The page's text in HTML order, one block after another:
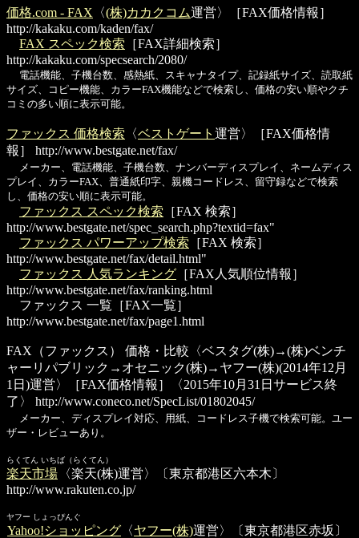
価格.com - FAX 〈(株)カカクコム運営〉［FAX価格情報］
http://kakaku.com/kaden/fax/
FAX スペック検索 ［FAX詳細検索］
http://kakaku.com/specsearch/2080/
電話機能、子機台数、感熱紙、スキャナタイプ、記録紙サイズ、読取紙
サイズ、コピー機能、カラーFAX機能などで検索し、価格の安い順やクチ
コミの多い順に表示可能。
ファックス 価格検索 〈ベストゲート 運営〉［FAX価格情
報］
http://www.bestgate.net/fax/
メーカー、電話機能、子機台数、ナンバーディスプレイ、ネームディス
プレイ、カラーFAX、普通紙印字、親機コードレス、留守録などで検索
し、価格の安い順に表示可能。
ファックス スペック検索 ［FAX 検索］
http://www.bestgate.net/spec_search.php?textid=fax"
ファックス パワーアップ検索 ［FAX 検索］
http://www.bestgate.net/fax/detail.html"
ファックス 人気ランキング ［FAX人気順位情報］
http://www.bestgate.net/fax/ranking.html
ファックス 一覧 ［FAX一覧］
http://www.bestgate.net/fax/page1.html
FAX（ファックス） 価格・比較 〈ベスタグ(株)→(株)ベンチ
ャーリパブリック→オセニック(株)→ヤフー(株)(2014年12月
1日)運営〉［FAX価格情報］〈2015年10月31日サービス終
了〉
http://www.coneco.net/SpecList/01802045/
メーカー、ディスプレイ対応、用紙、コードレス子機で検索可能。ユー
ザー・レビューあり。
らくてん いちば（らくてん）
楽天市場 〈楽天(株)運営〉〔東京都港区六本木〕
http://www.rakuten.co.jp/
ヤフー しょっぴんぐ
Yahoo!ショッピング 〈ヤフー(株)運営〉〔東京都港区赤坂〕